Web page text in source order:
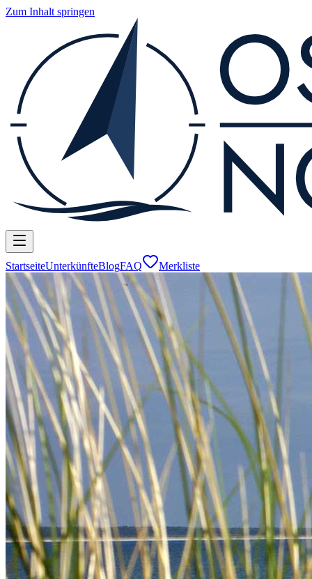
Zum Inhalt springen
StartseiteUnterkünfteBlogFAQ Merkliste